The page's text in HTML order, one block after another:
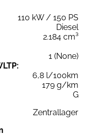
110 kW / 150 PS
Diesel
2.184 cm³
1 (None)
6,8 l/100km
179 g/km
G
Zentrallager